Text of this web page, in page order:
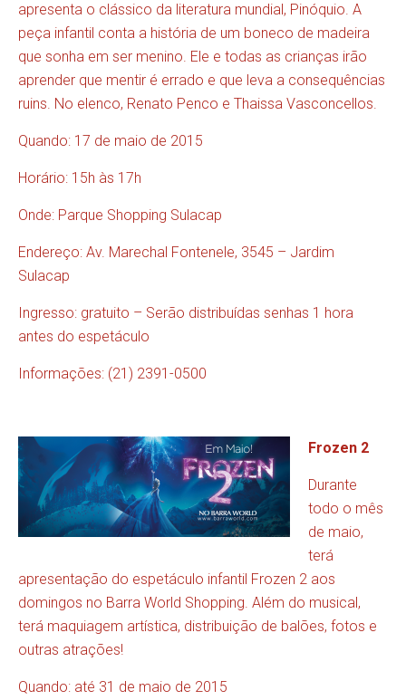
apresenta o clássico da literatura mundial, Pinóquio. A
peça infantil conta a história de um boneco de madeira
que sonha em ser menino. Ele e todas as crianças irão
aprender que mentir é errado e que leva a consequências
ruins. No elenco, Renato Penco e Thaissa Vasconcellos.
Quando: 17 de maio de 2015
Horário: 15h às 17h
Onde: Parque Shopping Sulacap
Endereço: Av. Marechal Fontenele, 3545 – Jardim
Sulacap
Ingresso: gratuito – Serão distribuídas senhas 1 hora
antes do espetáculo
Informações: (21) 2391-0500
Frozen 2
Durante
todo o mês
de maio,
terá
apresentação do espetáculo infantil Frozen 2 aos
domingos no Barra World Shopping. Além do musical,
terá maquiagem artística, distribuição de balões, fotos e
outras atrações!
Quando: até 31 de maio de 2015